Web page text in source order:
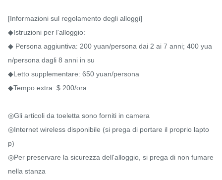
[Informazioni sul regolamento degli alloggi]
◆Istruzioni per l'alloggio:
◆ Persona aggiuntiva: 200 yuan/persona dai 2 ai 7 anni; 400 yua
n/persona dagli 8 anni in su
◆Letto supplementare: 650 yuan/persona
◆Tempo extra: $ 200/ora
◎Gli articoli da toeletta sono forniti in camera
◎Internet wireless disponibile (si prega di portare il proprio lapto
p)
◎Per preservare la sicurezza dell'alloggio, si prega di non fumare
nella stanza